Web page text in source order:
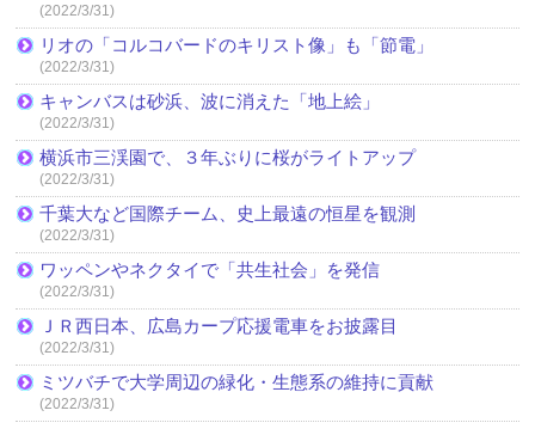
(2022/3/31)
リオの「コルコバードのキリスト像」も「節電」
(2022/3/31)
キャンバスは砂浜、波に消えた「地上絵」
(2022/3/31)
横浜市三渓園で、３年ぶりに桜がライトアップ
(2022/3/31)
千葉大など国際チーム、史上最遠の恒星を観測
(2022/3/31)
ワッペンやネクタイで「共生社会」を発信
(2022/3/31)
ＪＲ西日本、広島カープ応援電車をお披露目
(2022/3/31)
ミツバチで大学周辺の緑化・生態系の維持に貢献
(2022/3/31)